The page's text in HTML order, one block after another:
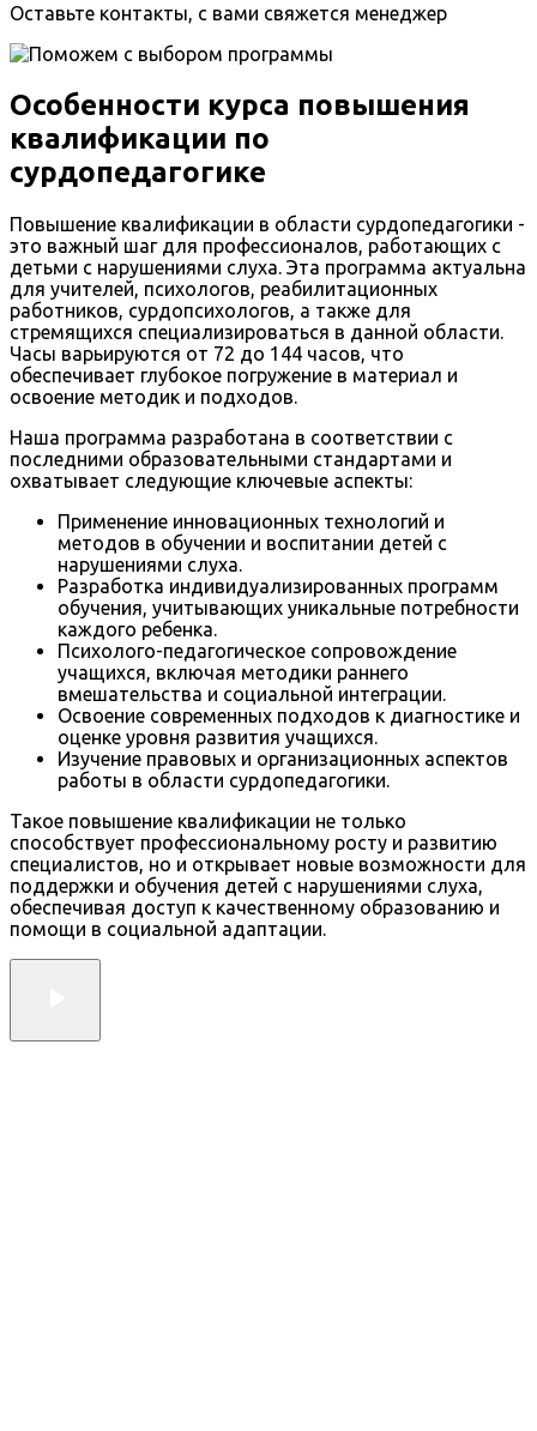
Оставьте контакты, с вами свяжется менеджер
Особенности курса повышения
квалификации по
сурдопедагогике
Повышение квалификации в области сурдопедагогики -
это важный шаг для профессионалов, работающих с
детьми с нарушениями слуха. Эта программа актуальна
для учителей, психологов, реабилитационных
работников, сурдопсихологов, а также для
стремящихся специализироваться в данной области.
Часы варьируются от 72 до 144 часов, что
обеспечивает глубокое погружение в материал и
освоение методик и подходов.
Наша программа разработана в соответствии с
последними образовательными стандартами и
охватывает следующие ключевые аспекты:
Применение инновационных технологий и
методов в обучении и воспитании детей с
нарушениями слуха.
Разработка индивидуализированных программ
обучения, учитывающих уникальные потребности
каждого ребенка.
Психолого-педагогическое сопровождение
учащихся, включая методики раннего
вмешательства и социальной интеграции.
Освоение современных подходов к диагностике и
оценке уровня развития учащихся.
Изучение правовых и организационных аспектов
работы в области сурдопедагогики.
Такое повышение квалификации не только
способствует профессиональному росту и развитию
специалистов, но и открывает новые возможности для
поддержки и обучения детей с нарушениями слуха,
обеспечивая доступ к качественному образованию и
помощи в социальной адаптации.